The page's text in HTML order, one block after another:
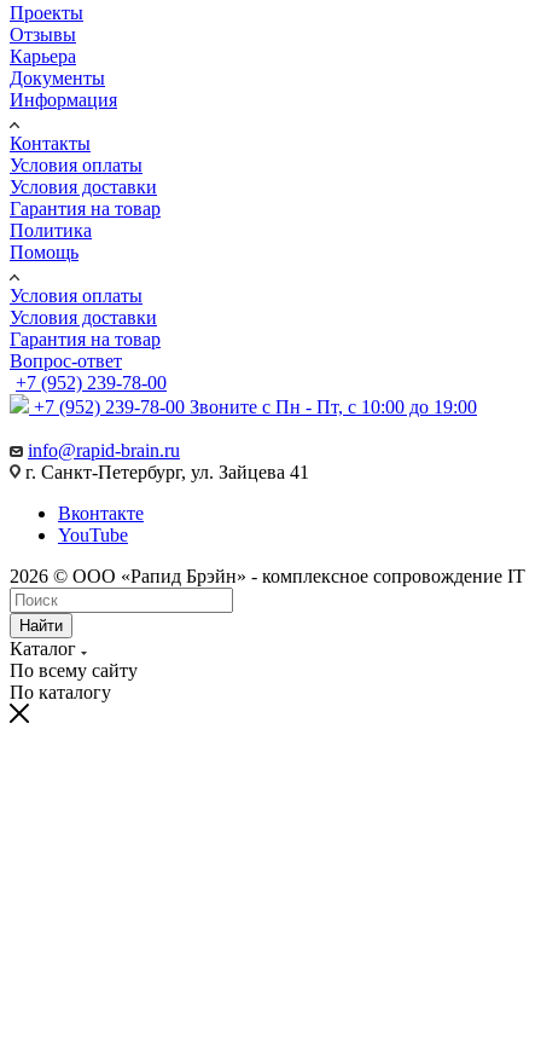
Проекты
Отзывы
Карьера
Документы
Информация
Контакты
Условия оплаты
Условия доставки
Гарантия на товар
Политика
Помощь
Условия оплаты
Условия доставки
Гарантия на товар
Вопрос-ответ
+7 (952) 239-78-00
+7 (952) 239-78-00 Звоните с Пн - Пт, с 10:00 до 19:00
info@rapid-brain.ru
г. Санкт-Петербург, ул. Зайцева 41
Вконтакте
YouTube
2026 © ООО «Рапид Брэйн» - комплексное сопровождение IT
Найти
Каталог
По всему сайту
По каталогу